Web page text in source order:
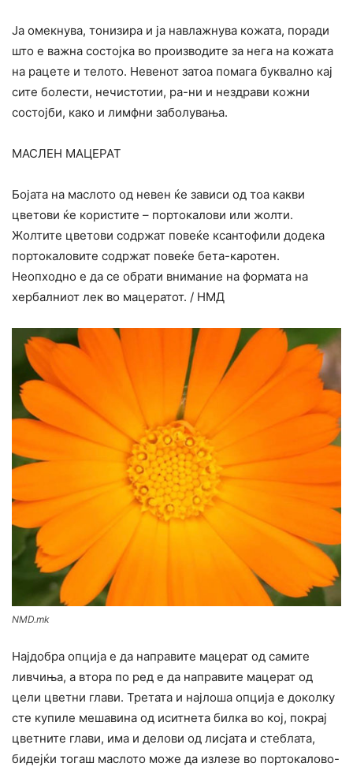
Ја омекнува, тонизира и ја навлажнува кожата, поради
што е важна состојка во производите за нега на кожата
на рацете и телото. Невенот затоа помага буквално кај
сите болести, нечистотии, ра-ни и нездрави кожни
состојби, како и лимфни заболувања.
МАСЛЕН МАЦЕРАТ
Бојата на маслото од невен ќе зависи од тоа какви
цветови ќе користите – портокалови или жолти.
Жолтите цветови содржат повеќе ксантофили додека
портокаловите содржат повеќе бета-каротен.
Неопходно е да се обрати внимание на формата на
хербалниот лек во мацератот. / НМД
NMD.mk
Најдобра опција е да направите мацерат од самите
ливчиња, а втора по ред е да направите мацерат од
цели цветни глави. Третата и најлоша опција е доколку
сте купиле мешавина од иситнета билка во кој, покрај
цветните глави, има и делови од лисјата и стеблата,
бидејќи тогаш маслото може да излезе во портокалово-